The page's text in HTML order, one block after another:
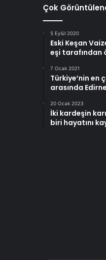
Çok
5 Eylül 2020
Eski Keşan
eşi tarafından
7 Ocak 2021
Türkiye’nin en
arasında
20 Ocak 2023
İki kardeşin
biri hayatını